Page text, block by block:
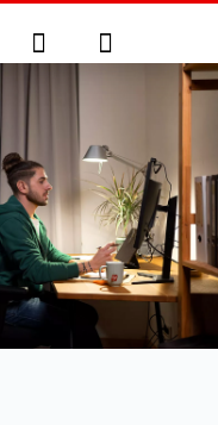
Suche Anmelden